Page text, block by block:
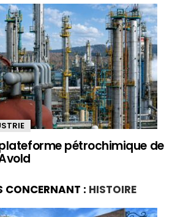
pétrochimique de
CONCERNANT : HISTOIRE